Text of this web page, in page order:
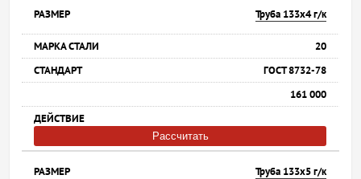
Труба 133х4 г/к
20
ГОСТ 8732-78
161 000
Рассчитать
Труба 133х5 г/к